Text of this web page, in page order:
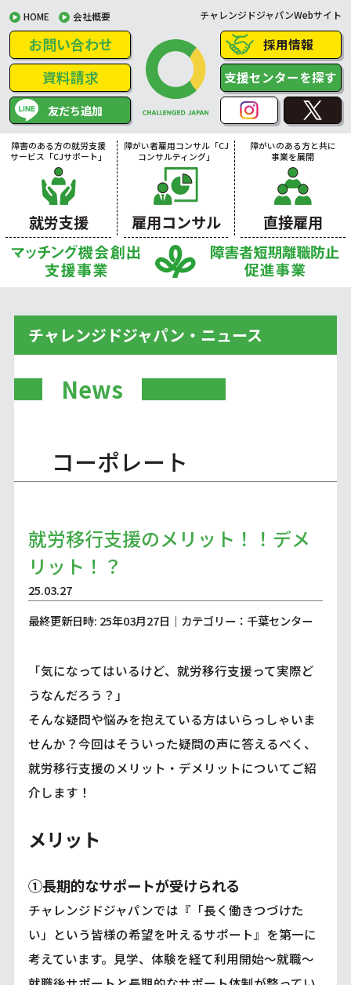
HOME 会社概要 チャレンジドジャパンWebサイト
お問い合わせ
資料請求
友だち追加
採用情報
支援センターを探す
障害のある方の就労支援
サービス「CJサポート」
就労支援
障がい者雇用コンサル「CJ
コンサルティング」
雇用コンサル
障がいのある方と共に
事業を展開
直接雇用
チャレンジドジャパン・ニュース
News
コーポレート
就労移行支援のメリット！！デメ
リット！？
25.03.27
最終更新日時: 25年03月27日｜カテゴリー：千葉センター
「気になってはいるけど、就労移行支援って実際ど
うなんだろう？」
そんな疑問や悩みを抱えている方はいらっしゃいま
せんか？今回はそういった疑問の声に答えるべく、
就労移行支援のメリット・デメリットについてご紹
介します！
メリット
①長期的なサポートが受けられる
チャレンジドジャパンでは『「長く働きつづけた
い」という皆様の希望を叶えるサポート』を第一に
考えています。見学、体験を経て利用開始～就職～